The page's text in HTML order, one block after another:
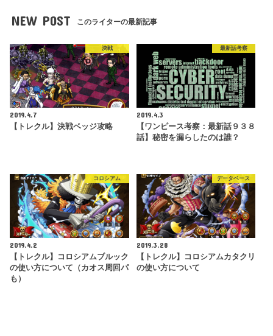
NEW POST このライターの最新記事
決戦
2019.4.7
【トレクル】決戦ベッジ攻略
最新話考察
2019.4.3
【ワンピース考察：最新話９３８
話】秘密を漏らしたのは誰？
コロシアム
2019.4.2
【トレクル】コロシアムブルック
の使い方について（カオス周回パ
も）
データベース
2019.3.28
【トレクル】コロシアムカタクリ
の使い方について